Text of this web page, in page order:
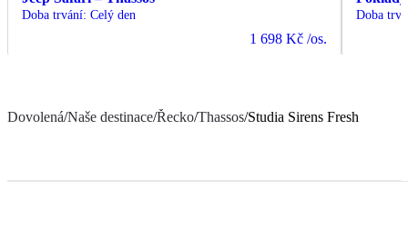
Doba trvání: Celý den
1 698 Kč /os.
Doba
Dovolená/Naše destinace/Řecko/Thassos/Studia Sirens Fresh